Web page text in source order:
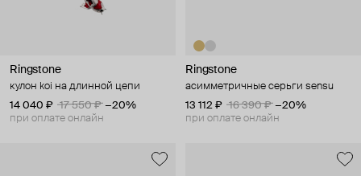
Ringstone
кулон koi на длинной цепи
14 040 ₽
17 550 ₽ −20%
при оплате онлайн
Ringstone
асимметричные серьги sensu
13 112 ₽
16 390 ₽ −20%
при оплате онлайн